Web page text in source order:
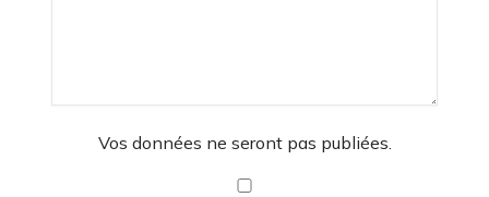
Vos données ne seront pas publiées.